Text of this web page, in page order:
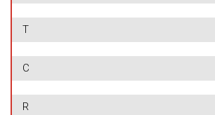
T
C
R